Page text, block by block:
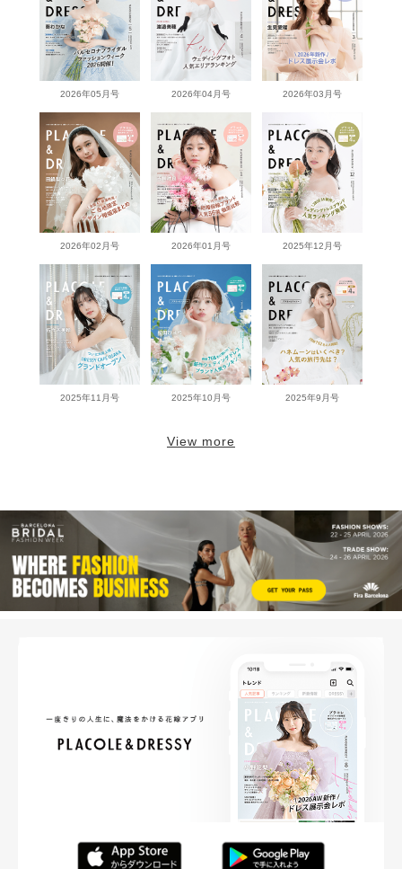
2026年05月号 2026年04月号 2026年03月号
2026年02月号 2026年01月号 2025年12月号
2025年11月号 2025年10月号 2025年9月号
View more